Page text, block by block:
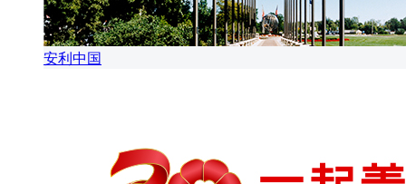
安利中国